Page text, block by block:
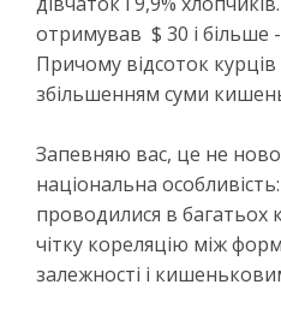
отримував $ 30 і більше -
Причому відсоток курців
збільшенням суми
Запевняю вас, це не
національна
проводилися в багатьох
чітку кореляцію між
залежності і